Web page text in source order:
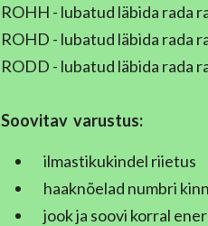
ROHH - lubatud läbida rada
ROHD - lubatud läbida rada
RODD - lubatud läbida rada
Soovitav varustus:
ilmastikukindel riietus
haaknõelad numbri
jook ja soovi korral